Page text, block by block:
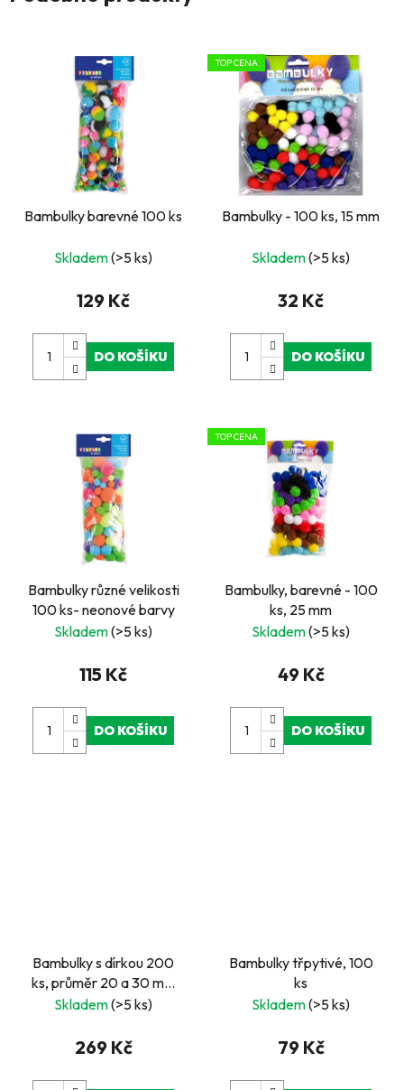
Bambulky barevné 100 ks
Skladem(>5 ks)
129 Kč
DO KOŠÍKU
TOP CENA
Bambulky - 100 ks, 15 mm
Skladem(>5 ks)
32 Kč
DO KOŠÍKU
Bambulky různé velikosti
100 ks- neonové barvy
Skladem(>5 ks)
115 Kč
DO KOŠÍKU
TOP CENA
Bambulky, barevné - 100
ks, 25 mm
Skladem(>5 ks)
49 Kč
DO KOŠÍKU
Bambulky s dírkou 200
ks, průměr 20 a 30 mm
Playbox
Skladem(>5 ks)
269 Kč
Bambulky třpytivé, 100
ks
Skladem(>5 ks)
79 Kč